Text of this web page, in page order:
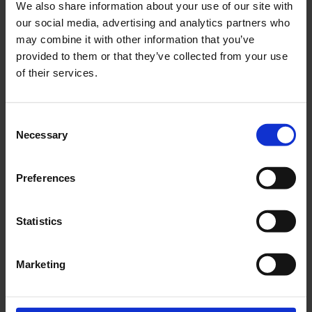
We also share information about your use of our site with
our social media, advertising and analytics partners who
may combine it with other information that you’ve
provided to them or that they’ve collected from your use
of their services.
Necessary
Preferences
Statistics
Marketing
8mm hål.
ST008-03-43-101
249KR
2-5 vardagar
KÖP
03-43-401
159KR
KÖP
Lägg